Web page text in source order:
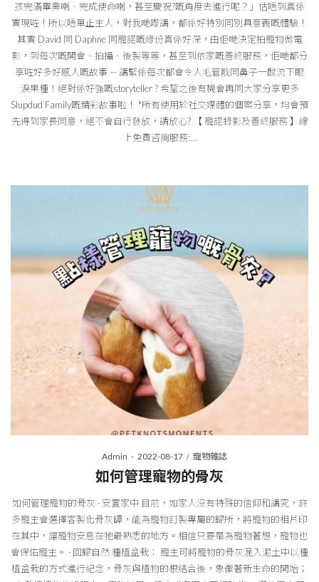
孩完滿畢業喇、完成使命喇，甚至慶祝?嘅角度去進行呢？」估唔到真係
實現咗！所以唔單止主人，對我哋嚟講，都係好特別同別具意義嘅體驗！
其實 David 同 Daphne 同寵諾嘅緣份真係好深，由佢哋決定拍寵物微電
影，到每次嘅開會、拍攝、後製等等，甚至到依家嘅善終服務，佢哋都分
享咗好多好感人嘅故事 — 講緊係每次都會令人毛管戙同鼻子一酸流下眼
淚果種！絕對係好強嘅storyteller ? 希望之後有機會再同大家分享更多
Slupdud Family嘅精彩故事啦！ *所有使用於社交媒體的個案分享，均會預
先得到家長同意，絕不會自行發放，請放心? 【 寵諾錄影及善終服務 】線
上免費咨詢服務:…
ByAdmin
Posted
on
2022-08-17
Posted
in
寵物雜誌
如何管理寵物的骨灰
如何管理寵物的骨灰 · 安置家中 目前，如家人沒有特殊的信仰和講究，許
多寵主會選擇客製化骨灰罈，能為寵物訂製專屬的歸所，將寵物的相片印
在其中，讓寵物安息在牠最熟悉的地方。相信只要是為寵物著想，寵物也
會保佑寵主。 · 回歸自然 種植盆栽： 寵主可將寵物的骨灰混入泥土中以種
植盆栽的方式進行紀念，骨灰與植物的根結合後，象徵著新生命的開始；